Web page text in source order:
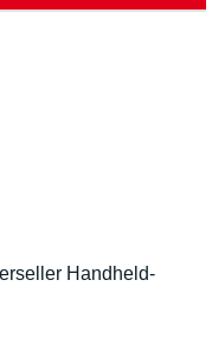
Handheld-